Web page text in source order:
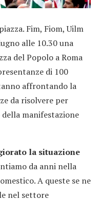
Fim, Fiom, Uilm
alle 10.30 una
del Popolo a Roma
di 100
affrontando la
da risolvere per
manifestazione
la situazione
da anni nella
A queste se ne
nel settore